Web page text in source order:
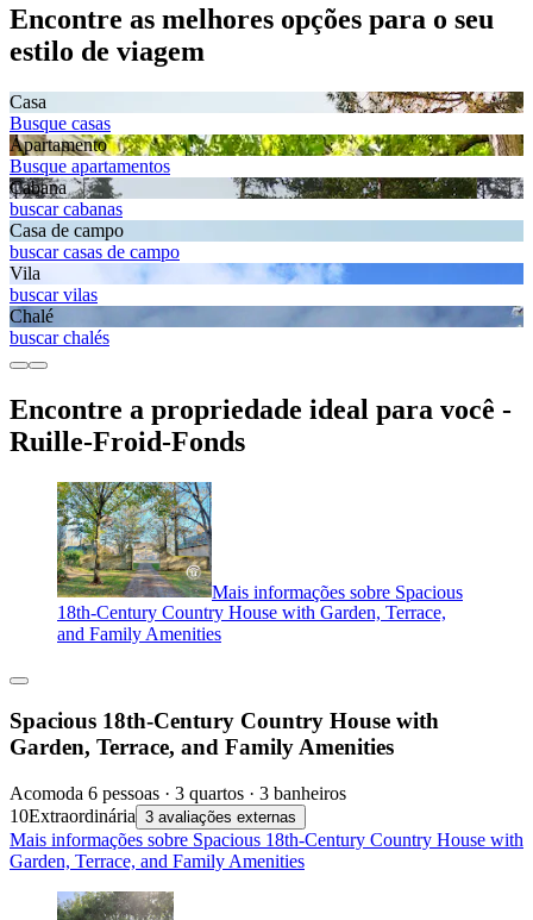
Encontre as melhores opções para o seu
estilo de viagem
Casa
Busque casas
Apartamento
Busque apartamentos
Cabana
buscar cabanas
Casa de campo
buscar casas de campo
Vila
buscar vilas
Chalé
buscar chalés
Encontre a propriedade ideal para você -
Ruille-Froid-Fonds
Mais informações sobre Spacious
18th-Century Country House with Garden, Terrace,
and Family Amenities
Spacious 18th-Century Country House with
Garden, Terrace, and Family Amenities
Acomoda 6 pessoas · 3 quartos · 3 banheiros
10Extraordinária 3 avaliações externas
Mais informações sobre Spacious 18th-Century Country House with
Garden, Terrace, and Family Amenities